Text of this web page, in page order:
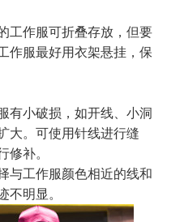
工作服可折叠存放，但要
作服最好用衣架悬挂，保
有小破损，如开线、小洞
大。可使用针线进行缝
修补。
与工作服颜色相近的线和
不明显。